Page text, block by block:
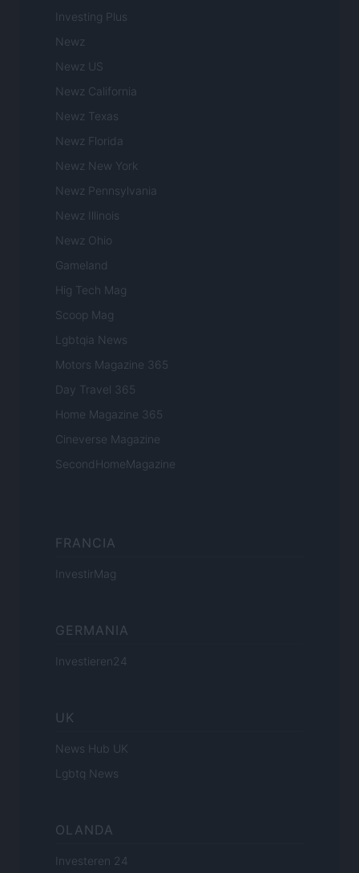
Investing Plus
Newz
Newz US
Newz California
Newz Texas
Newz Florida
Newz New York
Newz Pennsylvania
Newz Illinois
Newz Ohio
Gameland
Hig Tech Mag
Scoop Mag
Lgbtqia News
Motors Magazine 365
Day Travel 365
Home Magazine 365
Cineverse Magazine
SecondHomeMagazine
FRANCIA
InvestirMag
GERMANIA
Investieren24
UK
News Hub UK
Lgbtq News
OLANDA
Investeren 24